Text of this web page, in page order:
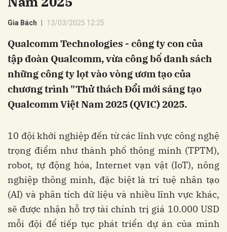
Gia Bách 13/03/2025 12:25
Qualcomm Technologies - công ty con của
tập đoàn Qualcomm, vừa công bố danh sách
những công ty lọt vào vòng ươm tạo của
chương trình "Thử thách Đổi mới sáng tạo
Qualcomm Việt Nam 2025 (QVIC) 2025.
10 đội khởi nghiệp đến từ các lĩnh vực công nghệ
trọng điểm như thành phố thông minh (TPTM),
robot, tự động hóa, Internet vạn vật (IoT), nông
nghiệp thông minh, đặc biệt là trí tuệ nhân tạo
(AI) và phân tích dữ liệu và nhiều lĩnh vực khác,
sẽ được nhận hỗ trợ tài chính trị giá 10.000 USD
mỗi đội để tiếp tục phát triển dự án của mình
Hủy Gửi